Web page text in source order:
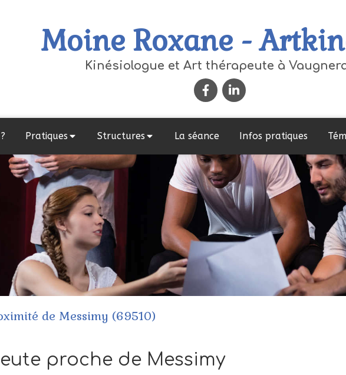
Moine Roxane -
Kinésiologue et Art thérapeute à
Pratiques Structures La séance Infos pratiques
de Messimy (69510)
proche de Messimy